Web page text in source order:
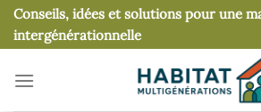
Passer
au
contenu
Conseils, idées et solutions pour une
intergénérationnelle